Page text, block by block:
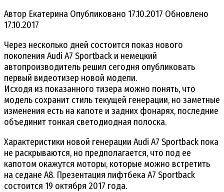
Автор Екатерина Опубликовано 17.10.2017 Обновлено
17.10.2017
Через несколько дней состоится показ нового
поколения Audi A7 Sportback и немецкий
автопроизводитель решил сегодня опубликовать
первый видеотизер новой модели.
Исходя из показанного тизера можно понять, что
модель сохранит стиль текущей генерации, но заметные
изменения есть на капоте и задних фонарях, последние
объединит тонкая светодиодная полоска.
Характеристики новой генерации Audi A7 Sportback пока
не раскрываются, но предполагается, что под ее
капотом окажутся моторы, которые можно встретить
на седане A8. Презентация лифтбека A7 Sportback
состоится 19 октября 2017 года.